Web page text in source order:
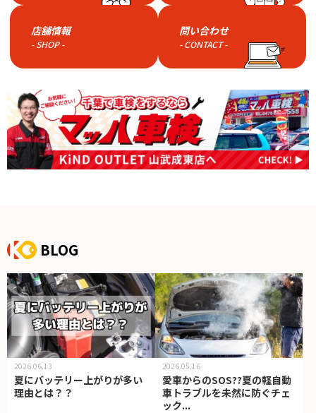
店舗情報
- SHOP -
問い合わせ
- CONTACT -
BLOG
2026.06.13
夏にバッテリー上がりが多い
理由とは？？
2026.05.16
愛車からのSOS??夏の軽自動
車トラブルを未然に防ぐチェ
ック...